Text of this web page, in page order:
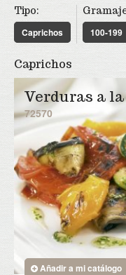
Contacto
Comunicación
Youtube
Twitter
Área Distribuidores
Tipo:
Caprichos
100-199
Caprichos
Verduras a
72570
Añadir a mi catálogo